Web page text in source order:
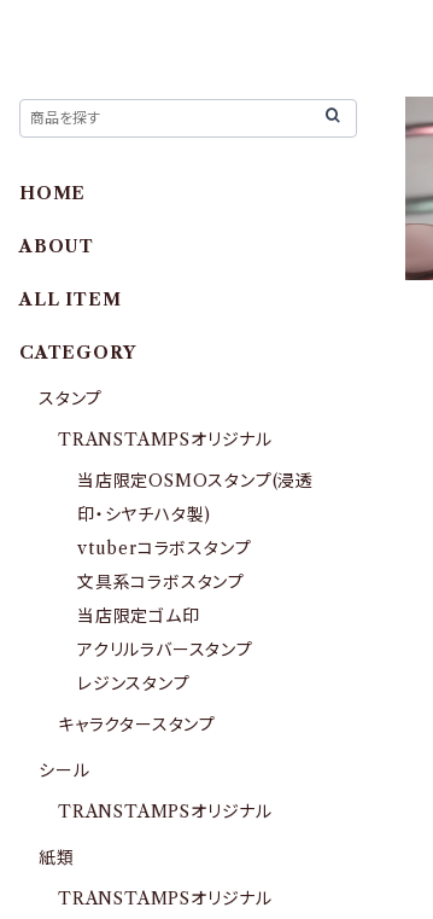
HOME
ABOUT
ALL ITEM
CATEGORY
スタンプ
TRANSTAMPSオリジナル
当店限定OSMOスタンプ(浸透
印・シヤチハタ製)
vtuberコラボスタンプ
文具系コラボスタンプ
当店限定ゴム印
アクリルラバースタンプ
レジンスタンプ
キャラクタースタンプ
シール
TRANSTAMPSオリジナル
紙類
TRANSTAMPSオリジナル